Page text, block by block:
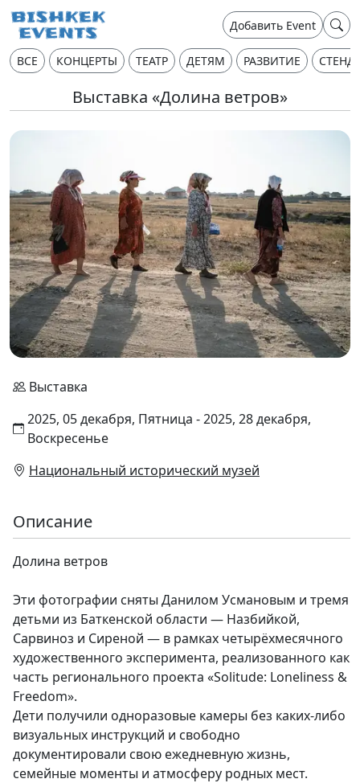
Добавить Event
ВСЕ КОНЦЕРТЫ ТЕАТР ДЕТЯМ РАЗВИТИЕ
Выставка «Долина ветров»
Выставка
2025, 05 декабря, Пятница - 2025, 28 декабря,
Воскресенье
Национальный исторический музей
Описание
Долина ветров
Эти фотографии сняты Данилом Усмановым и тремя
детьми из Баткенской области — Назбийкой,
Сарвиноз и Сиреной — в рамках четырёхмесячного
художественного эксперимента, реализованного как
часть регионального проекта «Solitude: Loneliness &
Freedom».
Дети получили одноразовые камеры без каких-либо
визуальных инструкций и свободно
документировали свою ежедневную жизнь,
семейные моменты и атмосферу родных мест.